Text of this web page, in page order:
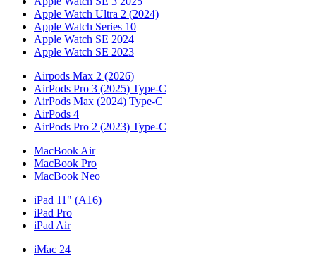
Apple Watch Ultra 2 (2024)
Apple Watch Series 10
Apple Watch SE 2024
Apple Watch SE 2023
Airpods Max 2 (2026)
AirPods Pro 3 (2025) Type-C
AirPods Max (2024) Type-C
AirPods 4
AirPods Pro 2 (2023) Type-C
MacBook Air
MacBook Pro
MacBook Neo
iPad 11" (A16)
iPad Pro
iPad Air
iMac 24